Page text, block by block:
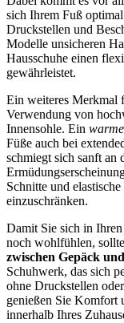
sich Ihrem Fuß
Druckstellen und
Modelle unsicheren
Hausschuhe einen
gewährleistet.
Ein weiteres Merkmal
Verwendung von
Innensohle. Ein
Füße auch bei
schmiegt sich sanft an
Schnitte und
einzuschränken.
Damit Sie sich in Ihren
noch wohlfühlen,
zwischen Gepäck
Schuhwerk, das sich
ohne Druckstellen
genießen Sie Komfort
innerhalb Ihres